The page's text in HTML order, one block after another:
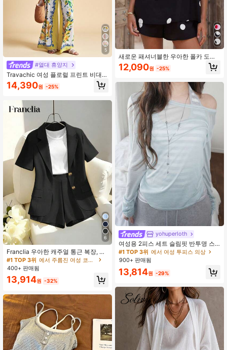
5
#열대 휴양지
Travachic 여성 플로럴 프린트 비대칭
밑단 캐미솔 상의 및 와이드 레그 팬츠
캐주얼 데일리 휴가 2피스 세트, 트로
새 패턴, 여름 휴가, 여성용 해변 의상
에 적합
14,390원 -25%
6
Franclia 우아한 캐주얼 통근 복장, 옐
로우 블레이저 스타일 반팔 재킷 및 반
바지/와이드 레그 팬츠 세트 포함, 여
성 봄/여름
#1 TOP 3위
에서 주름진 여성 코디네이터
400+ 판매됨
13,914원 -32%
새로운 패셔너블한 우아한 폴카 도트
프린트 튜브 탑 & 루즈 숏츠 세트, 캐주
얼 비치 휴가 일상 정원 임산부 의상
12,090원 -25%
yohuperloth
여성용 2피스 세트 슬림핏 반투명 스
파게티 스트랩 스트라이프 캐미솔 탑
우아한
#1 TOP 3위 에서 여성 투피스 의상
거의 매진!
#1 TOP 3위 에서 여성 투피스 의상
거의 매진!
#1 TOP 3위 에서 여성 투피스 의상
거의 매진!
#1 TOP 3위
거의 매진!
900+ 판매됨
13,814원 -29%